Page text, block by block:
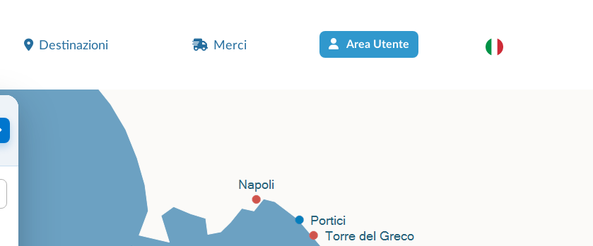
Destinazioni Merci Area Utente